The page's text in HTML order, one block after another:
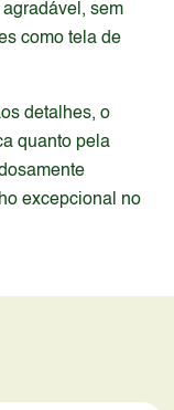
sem
como tela de
detalhes, o
quanto pela
excepcional no